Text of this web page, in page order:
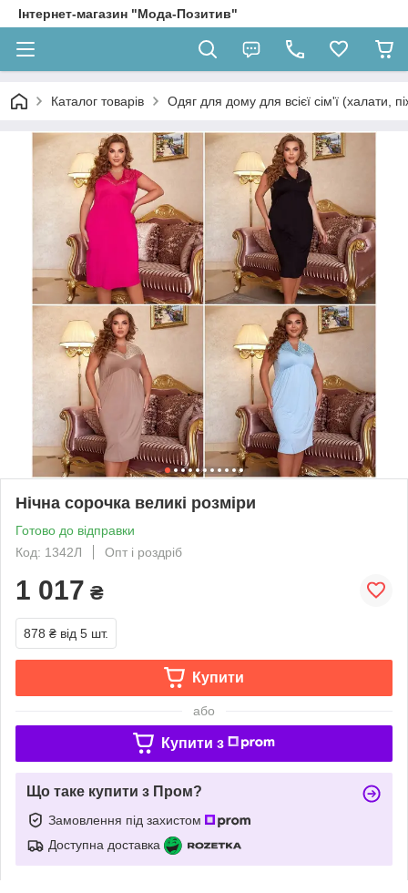
Інтернет-магазин "Мода-Позитив"
Каталог товарів Одяг для дому для всієї сім'ї (халати,
Нічна сорочка великі розміри
Готово до відправки
Код: 1342Л
Опт і роздріб
1 017 ₴
878 ₴ від 5 шт.
Купити
або
Купити з
Що таке купити з Пром?
Замовлення під захистом
Доступна доставка